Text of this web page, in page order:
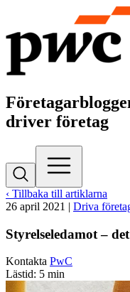
driver företag
‹ Tillbaka till artiklarna
26 april 2021 | Driva
Styrelseledamot –
Kontakta PwC
Lästid: 5 min